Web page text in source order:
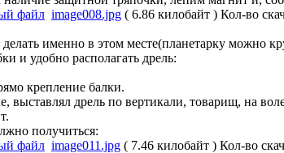
image008.jpg ( 6.86 килобайт ) Кол-во
именно в этом месте(планетарку можно
и удобно располагать дрель:
крепление балки.
выставлял дрель по вертикали, товарищ, на
получиться:
image011.jpg ( 7.46 килобайт ) Кол-во